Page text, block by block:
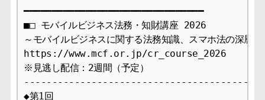
━━━━━━━━━━━━━━━━━━━━━━━━━━━━━━━━
■□ モバイルビジネス法務・知財講座 2026
～モバイルビジネスに関する法務知識、スマホ法の深層
https://www.mcf.or.jp/cr_course_2026
※見逃し配信：2週間（予定）
◆第1回